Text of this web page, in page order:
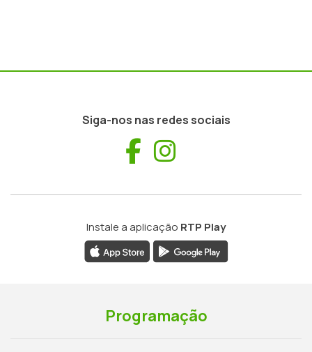
Siga-nos nas redes sociais
Facebook
Instale a aplicação RTP Play
Programação